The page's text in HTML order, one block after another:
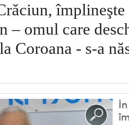
– omul care
Coroana - s-a